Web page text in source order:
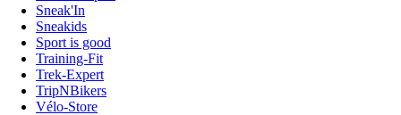
Sneak'In
Sneakids
Sport is good
Training-Fit
Trek-Expert
TripNBikers
Vélo-Store